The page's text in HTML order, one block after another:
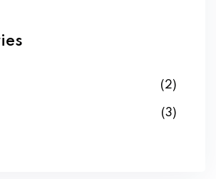
(2)
(3)